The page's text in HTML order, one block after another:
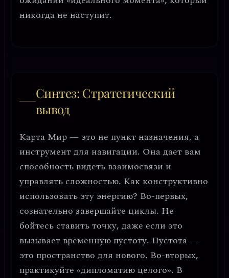
никогда не наступит.
Синтез: Стратегический
вывод
Карта Мир — это не пункт назначения, а
инструмент для навигации. Она дает вам
способность видеть взаимосвязи и
управлять сложностью. Как конструктивно
использовать эту энергию? Во-первых,
сознательно завершайте циклы. Не
бойтесь ставить точку, даже если это
вызывает временную пустоту. Пустота —
это пространство для нового. Во-вторых,
практикуйте «дипломатию целого». В